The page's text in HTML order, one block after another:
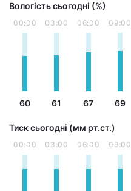
Вологість сьогодні (%)
00:00
60
03:00
61
06:00
67
09:00
69
Тиск сьогодні (мм рт.ст.)
00:00 03:00 06:00 09:00